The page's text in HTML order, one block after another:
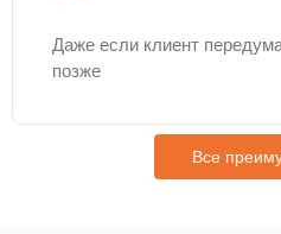
Даже если клиент
позже
Все